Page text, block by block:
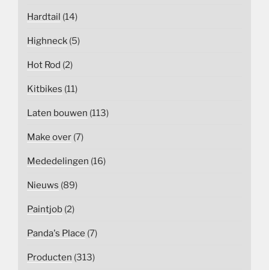
Hardtail (14)
Highneck (5)
Hot Rod (2)
Kitbikes (11)
Laten bouwen (113)
Make over (7)
Mededelingen (16)
Nieuws (89)
Paintjob (2)
Panda's Place (7)
Producten (313)